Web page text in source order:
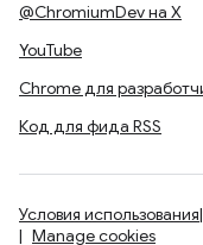
@ChromiumDev на X
YouTube
Chrome для
Код для фида RSS
Условия использования
Manage cookies